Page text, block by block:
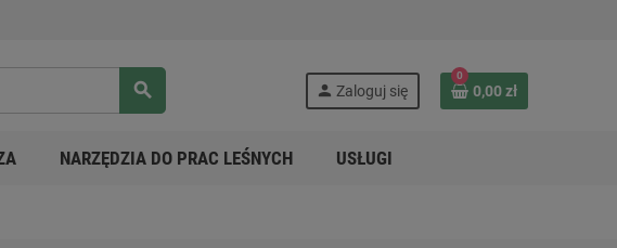
search person Zaloguj się
0
0,00 zł
NARZĘDZIA DO PRAC LEŚNYCH USŁUGI